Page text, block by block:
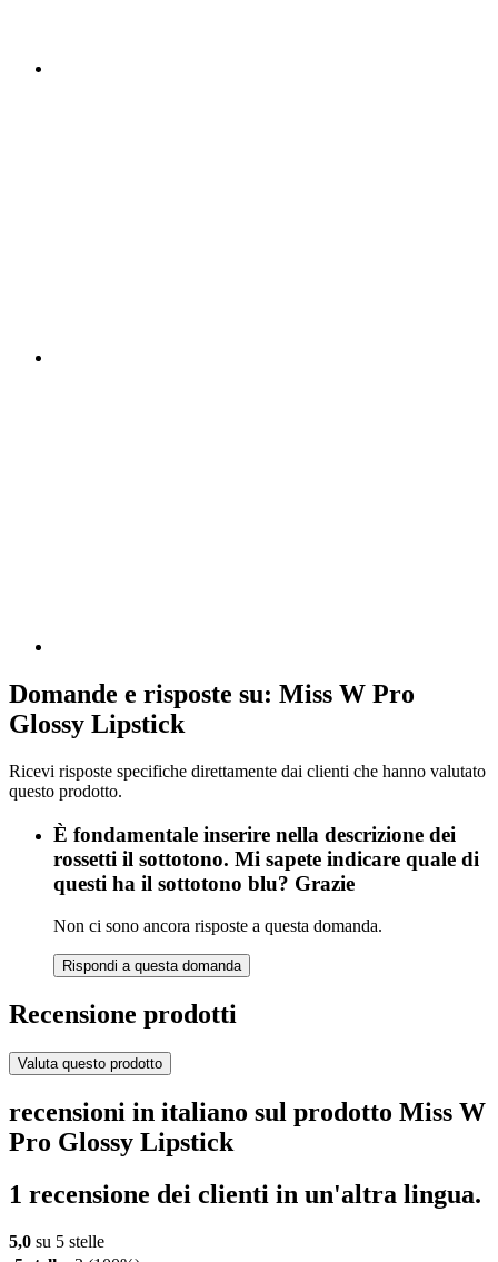
Domande e risposte su: Miss W Pro
Glossy Lipstick
Ricevi risposte specifiche direttamente dai clienti che hanno valutato
questo prodotto.
È fondamentale inserire nella descrizione dei
rossetti il sottotono. Mi sapete indicare quale di
questi ha il sottotono blu? Grazie
Non ci sono ancora risposte a questa domanda.
Rispondi a questa domanda
Recensione prodotti
Valuta questo prodotto
recensioni in italiano sul prodotto Miss W
Pro Glossy Lipstick
1 recensione dei clienti in un'altra lingua.
5,0 su 5 stelle